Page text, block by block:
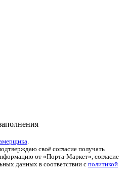
.
своё согласие получать
от «Порта-Маркет», согласие
данных в соответствии с политикой